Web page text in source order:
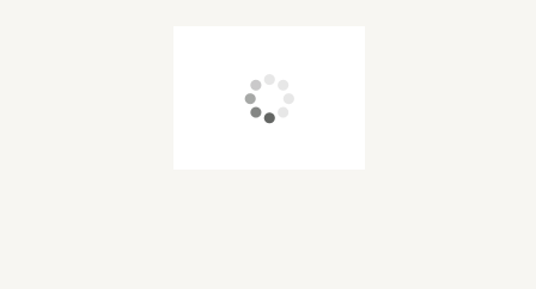
借入がある方でもOK！年収が200万円台でもOK！
女性でもOK！パートさんでもOK！
他社で断られた方は一度お問合せ下さい♪理由が明確になる